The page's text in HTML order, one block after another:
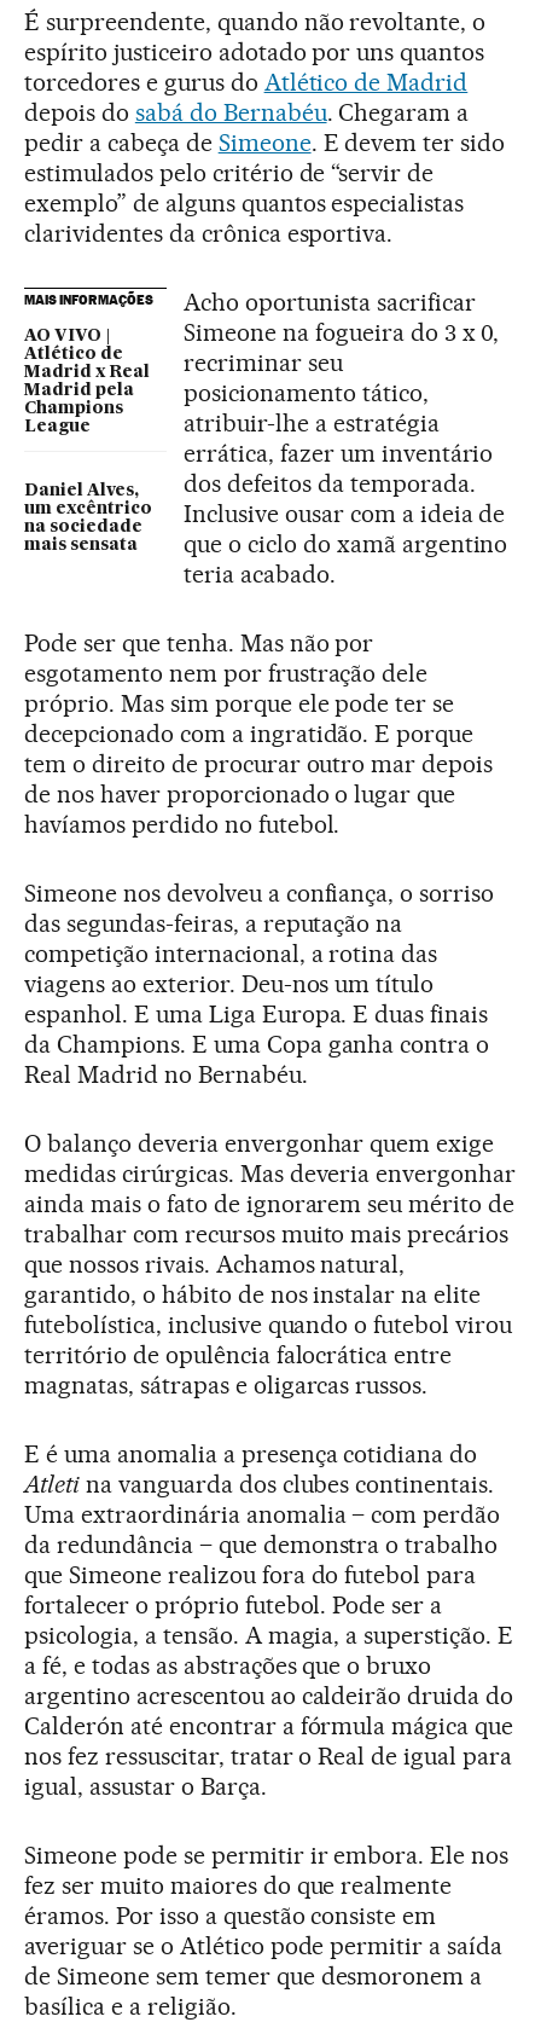
É surpreendente, quando não revoltante, o
espírito justiceiro adotado por uns quantos
torcedores e gurus do Atlético de Madrid
depois do sabá do Bernabéu. Chegaram a
pedir a cabeça de Simeone. E devem ter sido
estimulados pelo critério de “servir de
exemplo” de alguns quantos especialistas
clarividentes da crônica esportiva.
MAIS INFORMAÇÕES
AO VIVO |
Atlético de
Madrid x Real
Madrid pela
Champions
League
Daniel Alves,
um excêntrico
na sociedade
mais sensata
Acho oportunista sacrificar
Simeone na fogueira do 3 x 0,
recriminar seu
posicionamento tático,
atribuir-lhe a estratégia
errática, fazer um inventário
dos defeitos da temporada.
Inclusive ousar com a ideia de
que o ciclo do xamã argentino
teria acabado.
Pode ser que tenha. Mas não por
esgotamento nem por frustração dele
próprio. Mas sim porque ele pode ter se
decepcionado com a ingratidão. E porque
tem o direito de procurar outro mar depois
de nos haver proporcionado o lugar que
havíamos perdido no futebol.
Simeone nos devolveu a confiança, o sorriso
das segundas-feiras, a reputação na
competição internacional, a rotina das
viagens ao exterior. Deu-nos um título
espanhol. E uma Liga Europa. E duas finais
da Champions. E uma Copa ganha contra o
Real Madrid no Bernabéu.
O balanço deveria envergonhar quem exige
medidas cirúrgicas. Mas deveria envergonhar
ainda mais o fato de ignorarem seu mérito de
trabalhar com recursos muito mais precários
que nossos rivais. Achamos natural,
garantido, o hábito de nos instalar na elite
futebolística, inclusive quando o futebol virou
território de opulência falocrática entre
magnatas, sátrapas e oligarcas russos.
E é uma anomalia a presença cotidiana do
Atletina vanguarda dos clubes continentais.
Uma extraordinária anomalia – com perdão
da redundância – que demonstra o trabalho
que Simeone realizou fora do futebol para
fortalecer o próprio futebol. Pode ser a
psicologia, a tensão. A magia, a superstição. E
a fé, e todas as abstrações que o bruxo
argentino acrescentou ao caldeirão druida do
Calderón até encontrar a fórmula mágica que
nos fez ressuscitar, tratar o Real de igual para
igual, assustar o Barça.
Simeone pode se permitir ir embora. Ele nos
fez ser muito maiores do que realmente
éramos. Por isso a questão consiste em
averiguar se o Atlético pode permitir a saída
de Simeone sem temer que desmoronem a
basílica e a religião.